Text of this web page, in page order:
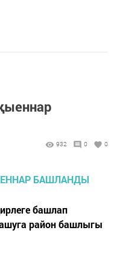
932 0 0
башлап
район башлыгы